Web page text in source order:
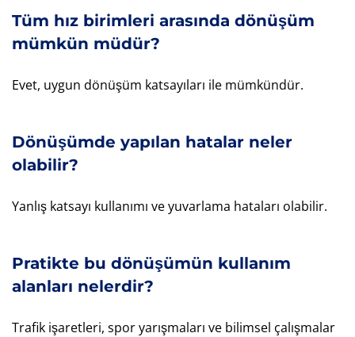
Tüm hız birimleri arasında dönüşüm
mümkün müdür?
Evet, uygun dönüşüm katsayıları ile mümkündür.
Dönüşümde yapılan hatalar neler
olabilir?
Yanlış katsayı kullanımı ve yuvarlama hataları olabilir.
Pratikte bu dönüşümün kullanım
alanları nelerdir?
Trafik işaretleri, spor yarışmaları ve bilimsel çalışmalar